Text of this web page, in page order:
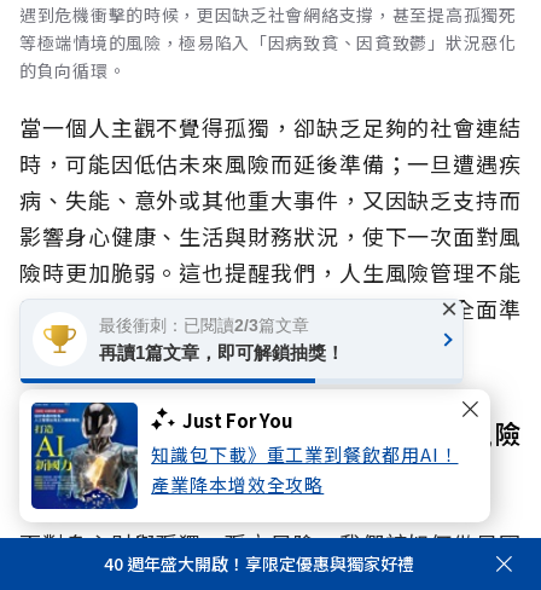
Just For You
知識包下載》重工業到餐飲都用AI！
產業降本增效全攻略
遇到危機衝擊的時候，更因缺乏社會網絡支撐，甚至提高孤獨死
等極端情境的風險，極易陷入「因病致貧、因貧致鬱」狀況惡化
的負向循環。
當一個人主觀不覺得孤獨，卻缺乏足夠的社會連結
時，可能因低估未來風險而延後準備；一旦遭遇疾
病、失能、意外或其他重大事件，又因缺乏支持而
影響身心健康、生活與財務狀況，使下一次面對風
險時更加脆弱。這也提醒我們，人生風險管理不能
只著重單一面向，而應及早辨識風險、建立全面準
備。
看見風險，更要及早準備 打破人生風險
的連鎖反應
面對身心財與孤獨、孤立風險，我們該如何做足因
應？國泰人壽提出了兩大具體行動：
40 週年盛大開啟！享限定優惠與獨家好禮
最後衝刺：已閱讀2/3篇文章
再讀1篇文章，即可解鎖抽獎！
×